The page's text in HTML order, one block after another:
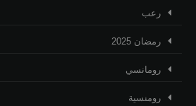
رعب
رمضان 2025
رومانسي
رومنسية